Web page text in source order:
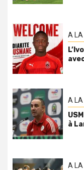
A LA
A LA
à
A LA